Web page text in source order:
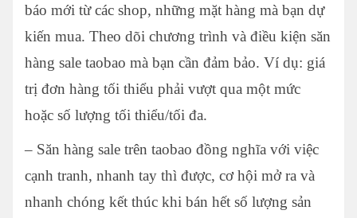
báo mới từ các shop, những mặt hàng mà bạn dự
kiến mua. Theo dõi chương trình và điều kiện săn
hàng sale taobao mà bạn cần đảm bảo. Ví dụ: giá
trị đơn hàng tối thiểu phải vượt qua một mức
hoặc số lượng tối thiểu/tối đa.
– Săn hàng sale trên taobao đồng nghĩa với việc
cạnh tranh, nhanh tay thì được, cơ hội mở ra và
nhanh chóng kết thúc khi bán hết số lượng sản